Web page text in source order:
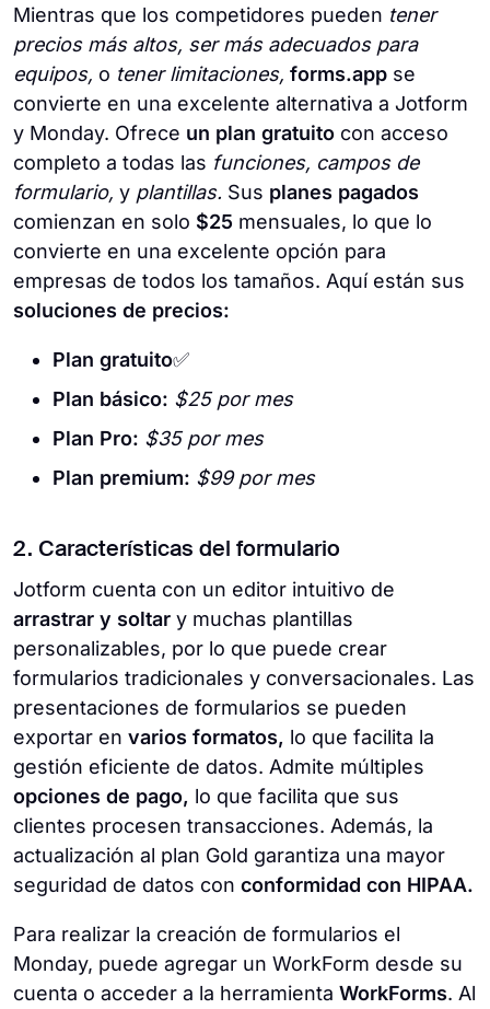
Mientras que los competidores pueden tener
precios más altos, ser más adecuados para
equipos, o tener limitaciones, forms.app se
convierte en una excelente alternativa a Jotform
y Monday. Ofrece un plan gratuito con acceso
completo a todas las funciones, campos de
formulario, y plantillas. Sus planes pagados
comienzan en solo $25 mensuales, lo que lo
convierte en una excelente opción para
empresas de todos los tamaños. Aquí están sus
soluciones de precios:
Plan gratuito✅
Plan básico: $25 por mes
Plan Pro: $35 por mes
Plan premium: $99 por mes
2. Características del formulario
Jotform cuenta con un editor intuitivo de
arrastrar y soltar y muchas plantillas
personalizables, por lo que puede crear
formularios tradicionales y conversacionales. Las
presentaciones de formularios se pueden
exportar en varios formatos, lo que facilita la
gestión eficiente de datos. Admite múltiples
opciones de pago, lo que facilita que sus
clientes procesen transacciones. Además, la
actualización al plan Gold garantiza una mayor
seguridad de datos con conformidad con HIPAA.
Para realizar la creación de formularios el
Monday, puede agregar un WorkForm desde su
cuenta o acceder a la herramienta WorkForms. Al